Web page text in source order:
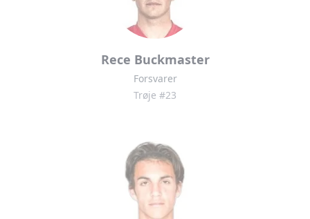
Rece Buckmaster
Forsvarer
Trøje #23